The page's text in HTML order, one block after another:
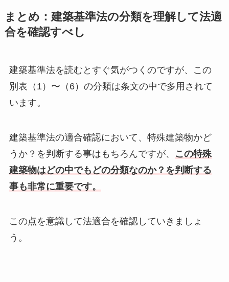
まとめ：建築基準法の分類を理解して法適
合を確認すべし
建築基準法を読むとすぐ気がつくのですが、この
別表（1）〜（6）の分類は条文の中で多用されて
います。
建築基準法の適合確認において、特殊建築物かど
うか？を判断する事はもちろんですが、
この特殊
建築物はどの中でもどの分類なのか？を判断する
事も非常に重要です。
この点を意識して法適合を確認していきましょ
う。